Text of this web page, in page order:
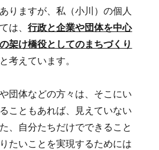
りますが、私（小川）の個人
は、行政と企業や団体を中心
架け橋役としてのまちづくり
考えています。
団体などの方々は、そこにい
こともあれば、見えていない
、自分たちだけでできること
たいことを実現するためには